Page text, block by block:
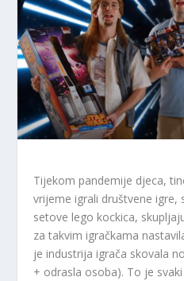
Tijekom pandemije djeca,
vrijeme igrali društvene igre,
setove lego kockica,
za takvim igračkama
je industrija igrača skovala
+ odrasla osoba). To je